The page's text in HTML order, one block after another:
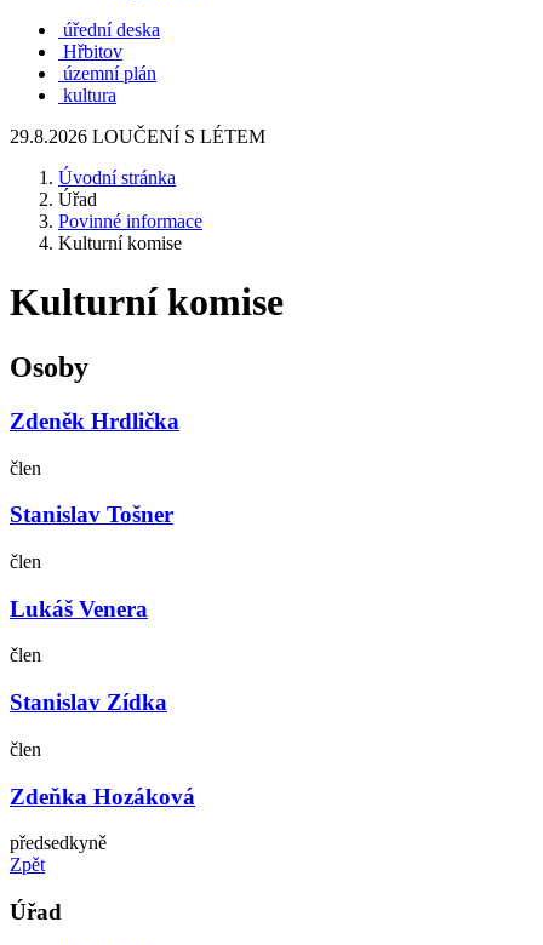
úřední deska
Hřbitov
územní plán
kultura
29.8.2026 LOUČENÍ S LÉTEM
Úvodní stránka
Úřad
Povinné informace
Kulturní komise
Kulturní komise
Osoby
Zdeněk Hrdlička
člen
Stanislav Tošner
člen
Lukáš Venera
člen
Stanislav Zídka
člen
Zdeňka Hozáková
předsedkyně
Zpět
Úřad